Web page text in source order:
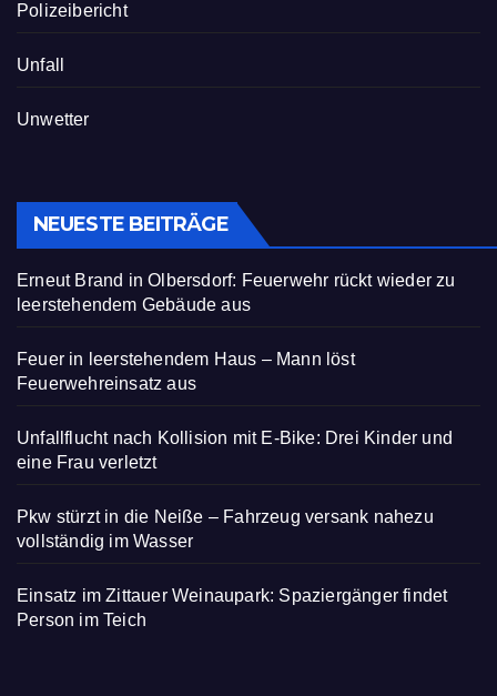
Polizeibericht
Unfall
Unwetter
NEUESTE BEITRÄGE
Erneut Brand in Olbersdorf: Feuerwehr rückt wieder zu
leerstehendem Gebäude aus
Feuer in leerstehendem Haus – Mann löst
Feuerwehreinsatz aus
Unfallflucht nach Kollision mit E-Bike: Drei Kinder und
eine Frau verletzt
Pkw stürzt in die Neiße – Fahrzeug versank nahezu
vollständig im Wasser
Einsatz im Zittauer Weinaupark: Spaziergänger findet
Person im Teich